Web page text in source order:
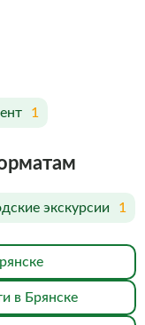
1
экскурсии 1
в Брянске